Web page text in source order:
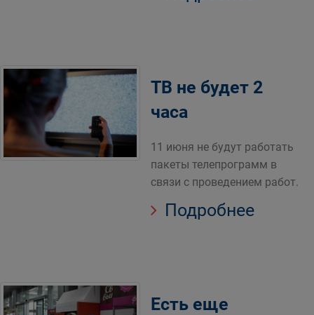
ТВ не будет 2
часа
11 июня не будут работать
пакеты телепрограмм в
связи с проведением работ.
Подробнее
Есть еще